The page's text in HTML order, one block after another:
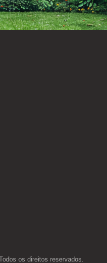
os direitos reservados.